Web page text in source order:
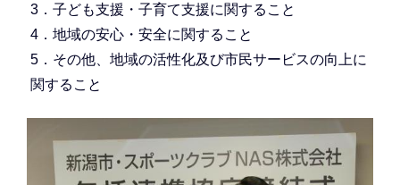
3．子ども支援・子育て支援に関すること
4．地域の安心・安全に関すること
5．その他、地域の活性化及び市民サービスの向上に
関すること